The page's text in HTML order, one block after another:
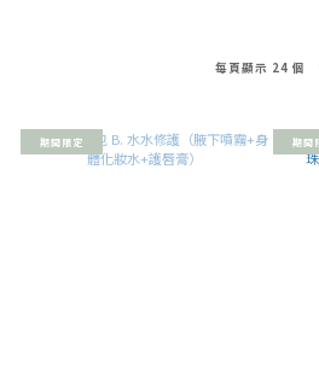
每頁顯示 24 個
期間限定 期間